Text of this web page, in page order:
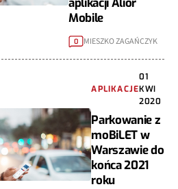
aplikacji Alior
Mobile
0 MIESZKO ZAGAŃCZYK
APLIKACJE
01
KWI
2020
Parkowanie z
moBiLET w
Warszawie do
końca 2021
roku